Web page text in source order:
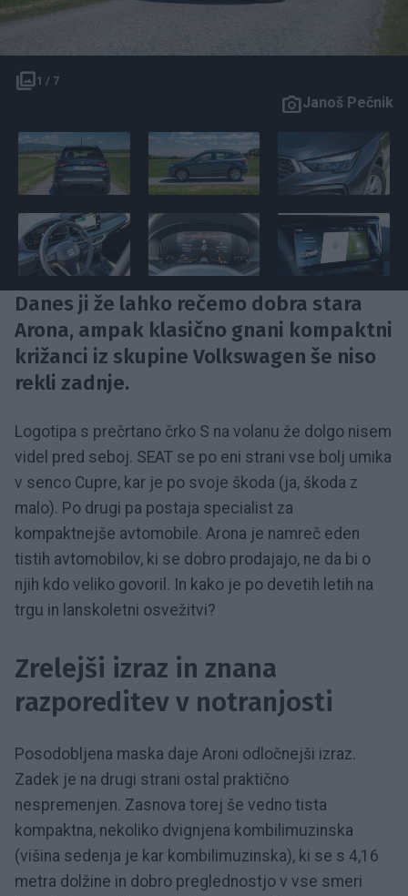
1 / 7
Janoš Pečnik
Danes ji že lahko rečemo dobra stara
Arona, ampak klasično gnani kompaktni
križanci iz skupine Volkswagen še niso
rekli zadnje.
Logotipa s prečrtano črko S na volanu že dolgo nisem
videl pred seboj. SEAT se po eni strani vse bolj umika
v senco Cupre, kar je po svoje škoda (ja, škoda z
malo). Po drugi pa postaja specialist za
kompaktnejše avtomobile. Arona je namreč eden
tistih avtomobilov, ki se dobro prodajajo, ne da bi o
njih kdo veliko govoril. In kako je po devetih letih na
trgu in lanskoletni osvežitvi?
Zrelejši izraz in znana
razporeditev v notranjosti
Posodobljena maska daje Aroni odločnejši izraz.
Zadek je na drugi strani ostal praktično
nespremenjen. Zasnova torej še vedno tista
kompaktna, nekoliko dvignjena kombilimuzinska
(višina sedenja je kar kombilimuzinska), ki se s 4,16
metra dolžine in dobro preglednostjo v vse smeri